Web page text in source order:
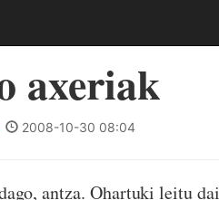
axeriak
2008-10-30 08:04
antza. Ohartuki leitu